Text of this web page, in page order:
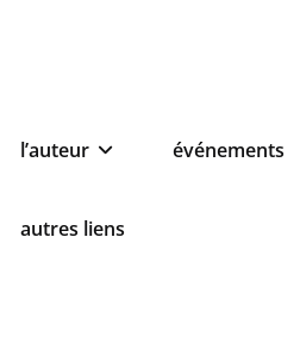
l’auteur événements
autres liens